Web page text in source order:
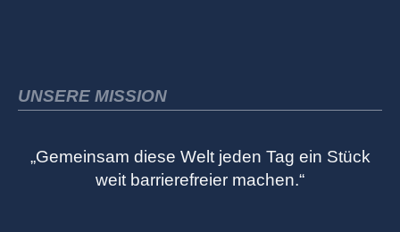
UNSERE MISSION
„Gemeinsam diese Welt jeden Tag ein Stück
weit barrierefreier machen.“